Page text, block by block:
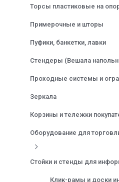
Торсы пластиковые на
Примерочные и шторы
Пуфики, банкетки, лавки
Стендеры (Вешала
Проходные системы и
Зеркала
Корзины и тележки
Оборудование для
Стойки и стенды для
Клик-рамы и доски